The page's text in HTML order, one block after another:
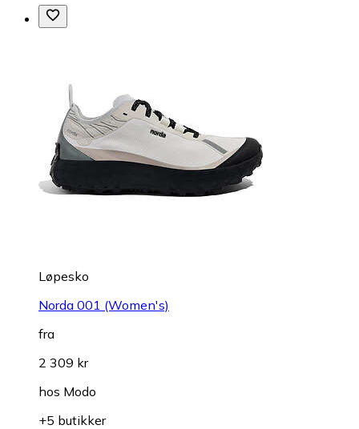
Løpesko
Norda 001 (Women's)
fra
2 309 kr
hos Modo
+5 butikker